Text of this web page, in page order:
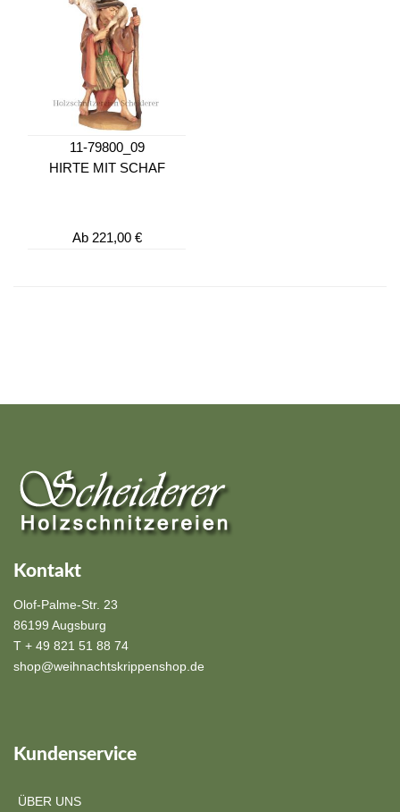
11-79800_09
HIRTE MIT SCHAF
Ab221,00 €
Kontakt
Olof-Palme-Str. 23
86199 Augsburg
T + 49 821 51 88 74
shop@weihnachtskrippenshop.de
Kundenservice
ÜBER UNS